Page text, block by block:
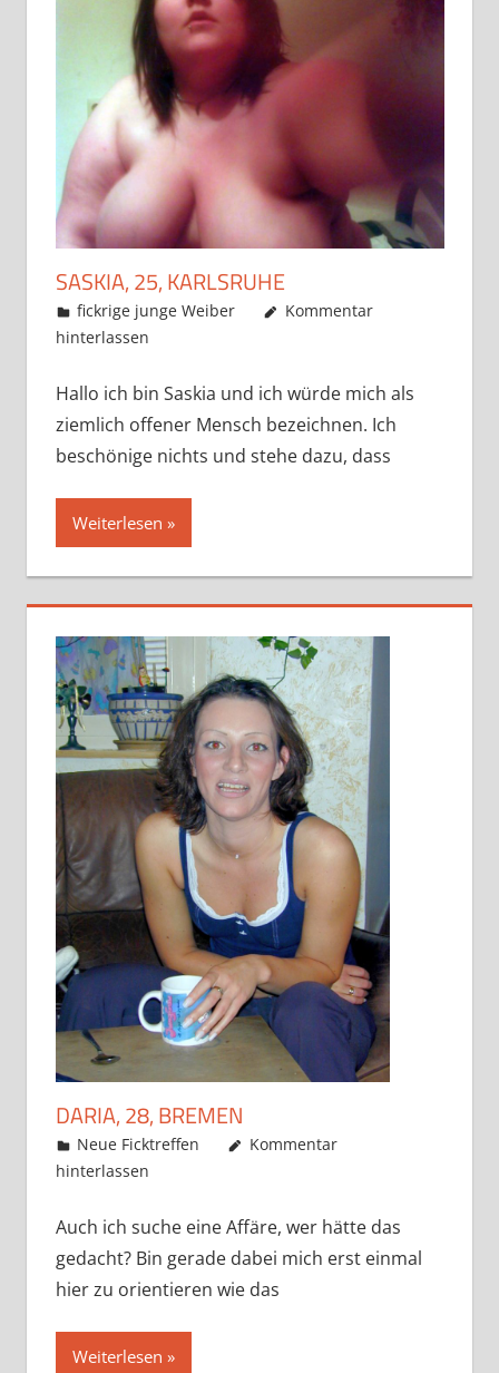
SASKIA, 25, KARLSRUHE
Oktober 19, 2019
admino
fickrige junge Weiber
Kommentar
hinterlassen
Hallo ich bin Saskia und ich würde mich als
ziemlich offener Mensch bezeichnen. Ich
beschönige nichts und stehe dazu, dass
Weiterlesen
DARIA, 28, BREMEN
August 7, 2019
admino
Neue Ficktreffen
Kommentar
hinterlassen
Auch ich suche eine Affäre, wer hätte das
gedacht? Bin gerade dabei mich erst einmal
hier zu orientieren wie das
Weiterlesen